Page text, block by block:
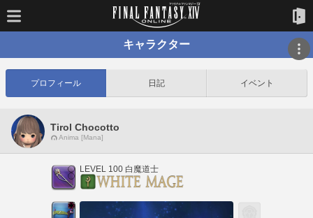
キャラクター
プロフィール 日記 イベント
Tirol Chocotto
Anima [Mana]
LEVEL 100 白魔道士